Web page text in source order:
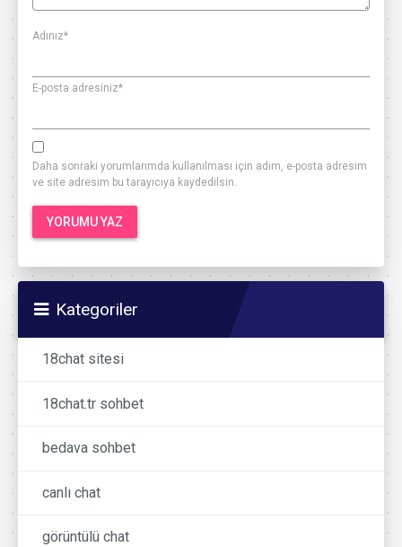
Adınız*
E-posta adresiniz*
Daha sonraki yorumlarımda kullanılması için adım, e-posta adresim
ve site adresim bu tarayıcıya kaydedilsin.
Kategoriler
18chat sitesi
18chat.tr sohbet
bedava sohbet
canlı chat
görüntülü chat